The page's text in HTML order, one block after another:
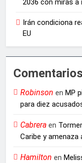
2036 con miras
Irán condiciona
EU
Robinson en MP
para diez
Cabrera en
Caribe y amenaza
Hamilton en